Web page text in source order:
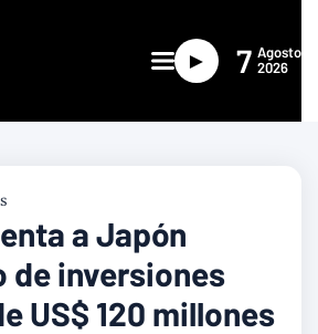
► 7 Agosto
2026
a Japón
inversiones
US$ 120 millones